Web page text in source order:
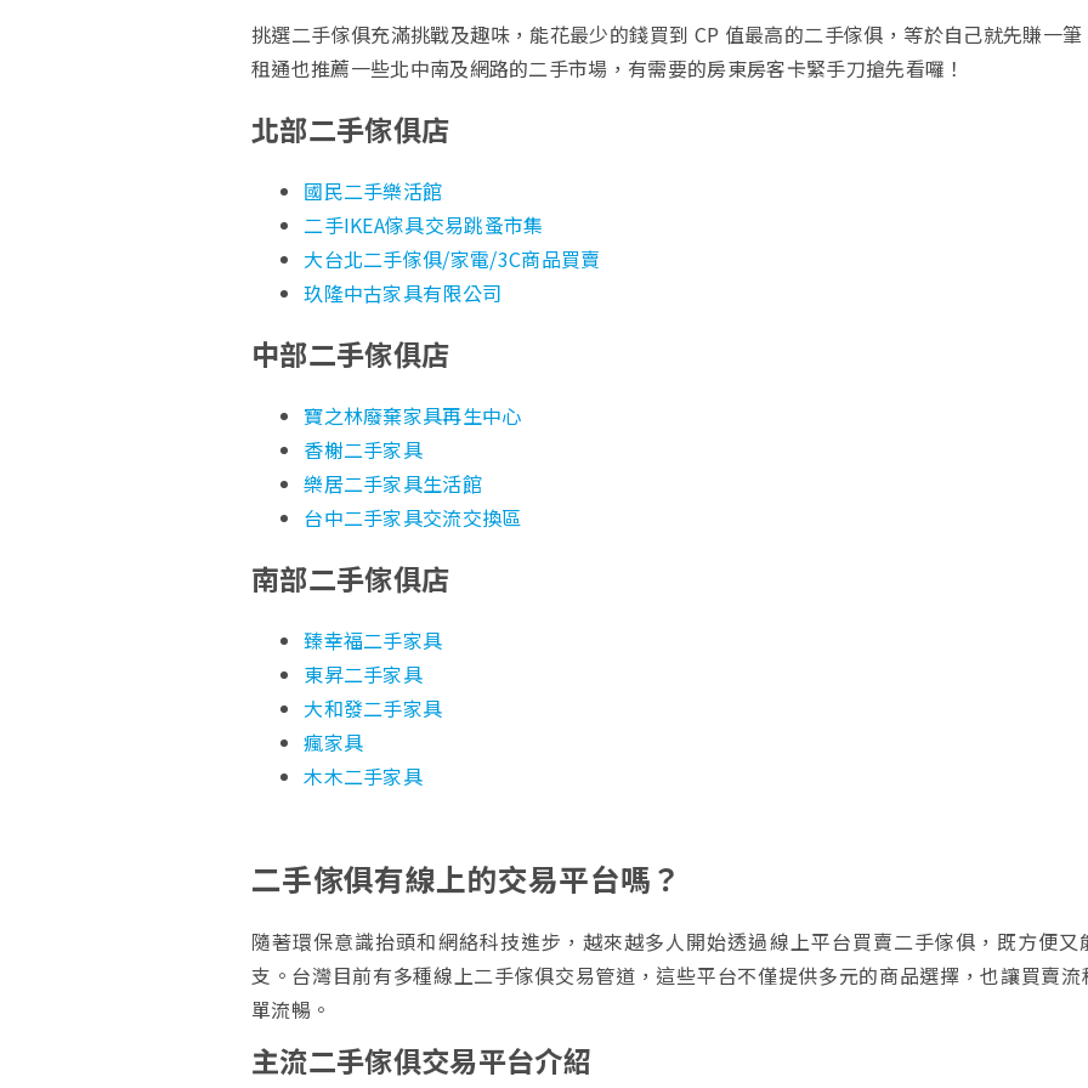
挑選二手傢俱充滿挑戰及趣味，能花最少的錢買到 CP 值最高的二手傢俱，等於自己就先賺一
租通也推薦一些北中南及網路的二手市場，有需要的房東房客卡緊手刀搶先看囉！
北部二手傢俱店
國民二手樂活館
二手IKEA傢具交易跳蚤市集
大台北二手傢俱/家電/3C商品買賣
玖隆中古家具有限公司
中部二手傢俱店
寶之林廢棄家具再生中心
香榭二手家具
樂居二手家具生活館
台中二手家具交流交換區
南部二手傢俱店
臻幸福二手家具
東昇二手家具
大和發二手家具
瘋家具
木木二手家具
二手傢俱有線上的交易平台嗎？
隨著環保意識抬頭和網絡科技進步，越來越多人開始透過線上平台買賣二手傢俱，既方便又
支。台灣目前有多種線上二手傢俱交易管道，這些平台不僅提供多元的商品選擇，也讓買賣流
單流暢。
主流二手傢俱交易平台介紹